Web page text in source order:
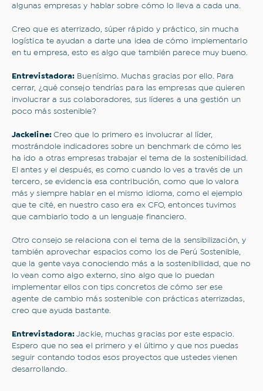
algunas empresas y hablar sobre cómo lo lleva a cada una.
Creo que es aterrizado, súper rápido y práctico, sin mucha
logística te ayudan a darte una idea de cómo implementarlo
en tu empresa, esto es algo que también parece muy bueno.
Entrevistadora: Buenísimo. Muchas gracias por ello. Para
cerrar, ¿qué consejo tendrías para las empresas que quieren
involucrar a sus colaboradores, sus líderes a una gestión un
poco más sostenible?
Jackeline: Creo que lo primero es involucrar al líder,
mostrándole indicadores sobre un benchmark de cómo les
ha ido a otras empresas trabajar el tema de la sostenibilidad.
El antes y el después, es como cuando lo ves a través de un
tercero, se evidencia esa contribución, como que lo valora
más y siempre hablar en el mismo idioma, como el ejemplo
que te cité, en nuestro caso era ex CFO, entonces tuvimos
que cambiarlo todo a un lenguaje financiero.
Otro consejo se relaciona con el tema de la sensibilización, y
también aprovechar espacios como los de Perú Sostenible,
que la gente vaya conociendo más a la sostenibilidad, que no
lo vean como algo externo, sino algo que lo puedan
implementar ellos con tips concretos de cómo ser ese
agente de cambio más sostenible con prácticas aterrizadas,
creo que ayuda bastante.
Entrevistadora: Jackie, muchas gracias por este espacio.
Espero que no sea el primero y el último y que nos puedas
seguir contando todos esos proyectos que ustedes vienen
desarrollando.